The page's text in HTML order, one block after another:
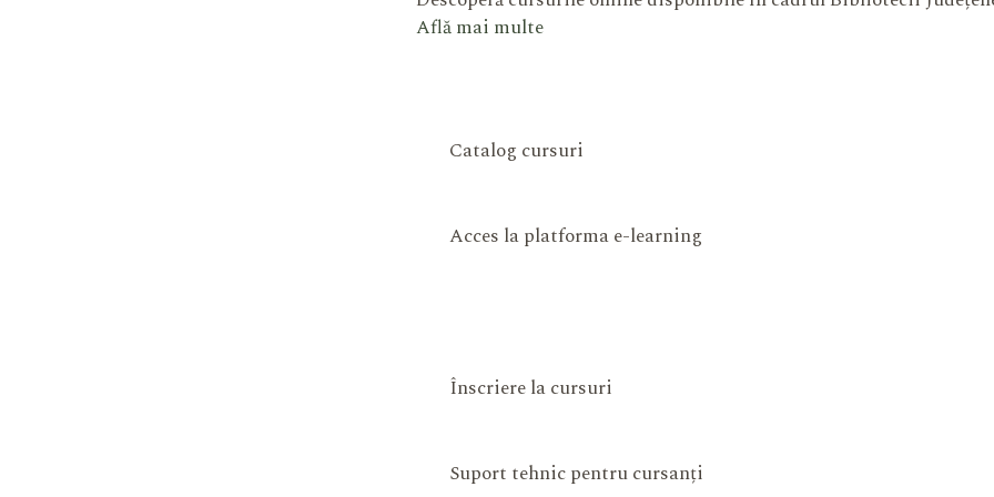
Află mai multe
Catalog cursuri
Acces la platforma e-learning
Înscriere la cursuri
Suport tehnic pentru cursanți